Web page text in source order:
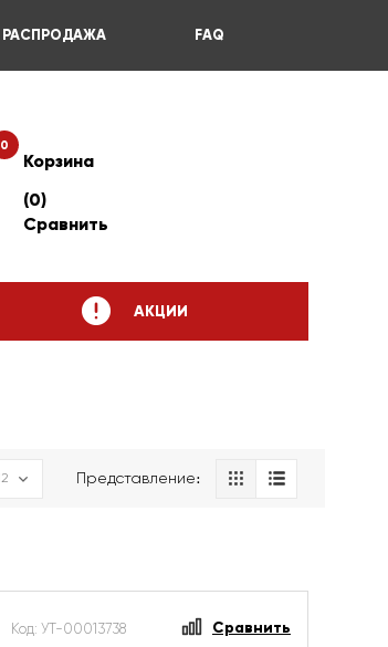
РАСПРОДАЖА FAQ
0
Корзина
(0)
Сравнить
АКЦИИ
Представление։
Код: УТ-00013738 Сравнить